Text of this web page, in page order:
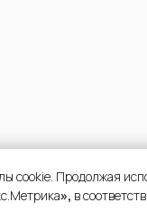
cookie. Продолжая
», в